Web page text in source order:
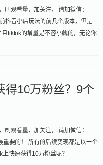
刷观看量，加关注， 请加微信：
抖音小店玩法的前几个版本，但是
tiktok的增量是不容小觑的，无论你
得10万粉丝？9个
刷观看量，加关注， 请加微信：
重要的！ 所有的后续变现都是以一个
快速获得10万粉丝呢？